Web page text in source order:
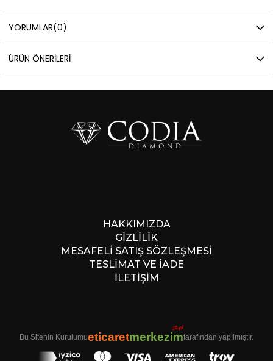
YORUMLAR(0)
ÜRÜN ÖNERILERI
HAKKIMIZDA
GİZLİLİK
MESAFELİ SATIŞ SÖZLEŞMESİ
TESLİMAT VE İADE
İLETİŞİM
Bu Sitenin Kurulumueticaretmerkezim
10.yıl
tarafından yapılmıştır.